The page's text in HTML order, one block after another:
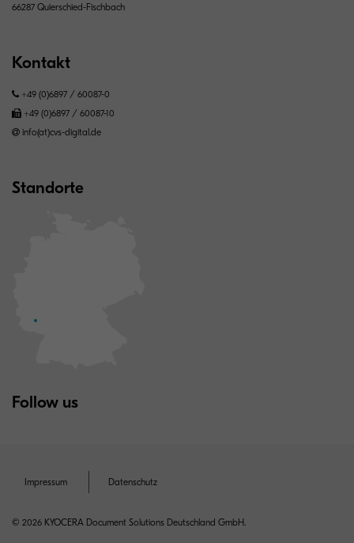
66287 Quierschied-Fischbach
Kontakt
+49 (0)6897 / 60087-0
+49 (0)6897 / 60087-10
info(at)cvs-digital.de
Standorte
Follow us
Impressum Datenschutz
© 2026 KYOCERA Document Solutions Deutschland GmbH.